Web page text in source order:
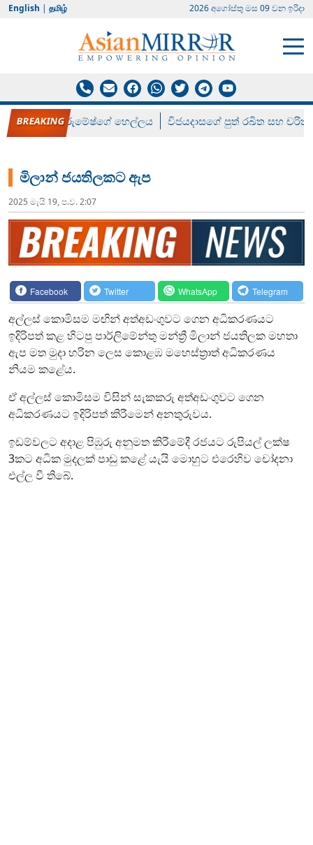
English | தமிழ் 2026 අගෝස්‍තු මස 09 වන ඉරිදා
රන් ගෙනා රුමේෂ්ගේ හෙල්ලය විජයදාසගේ පුත් රඛිත සහ චරිත්
මිලාන් ජයතිලකට ඇප
2025 මැයි 19, ප.ව. 2:07
Facebook Twitter WhatsApp Telegram
අල්ලස් කොමිසම මඟින් අත්අඩංගුවට ගෙන අධිකරණයට
ඉදිරිපත් කළ හිටපු පාර්ලිමේන්තු මන්ත්‍රී මිලාන් ජයතිලක මහතා
ඇප මත මුදා හරින ලෙස කොළඹ මහෙස්ත්‍රාත් අධිකරණය
නියම කළේය.
ඒ අල්ලස් කොමිසම විසින් සැකකරු අත්අඩංගුවට ගෙන
අධිකරණයට ඉදිරිපත් කිරීමෙන් අනතුරුවය.
ඉඩම්වලට අදාළ පිඹුරු අනුමත කිරීමේදී රජයට රුපියල් ලක්ෂ
3කට අධික මුදලක් පාඩු කළේ යැයි මොහුට එරෙහිව චෝදනා
එල්ල වී තිබේ.